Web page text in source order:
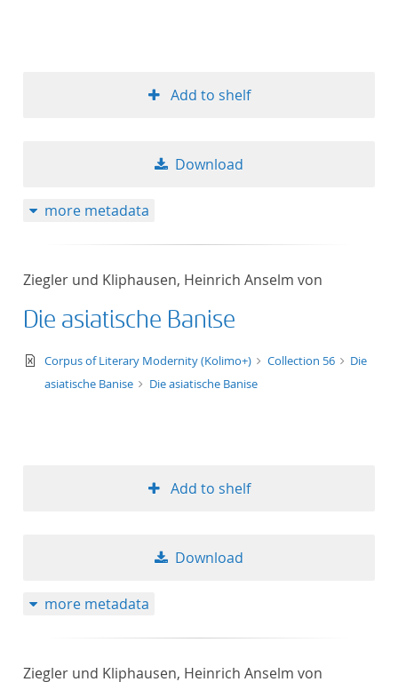
Add to shelf
Download
more metadata
Ziegler und Kliphausen, Heinrich Anselm von
Die asiatische Banise
text/xml
Corpus of Literary Modernity (Kolimo+) Collection 56
Die
asiatische Banise
Die asiatische Banise
Add to shelf
Download
more metadata
Ziegler und Kliphausen, Heinrich Anselm von